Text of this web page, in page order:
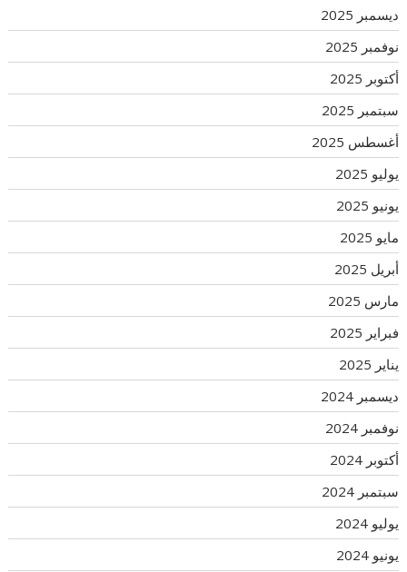
ديسمبر 2025
نوفمبر 2025
أكتوبر 2025
سبتمبر 2025
أغسطس 2025
يوليو 2025
يونيو 2025
مايو 2025
أبريل 2025
مارس 2025
فبراير 2025
يناير 2025
ديسمبر 2024
نوفمبر 2024
أكتوبر 2024
سبتمبر 2024
يوليو 2024
يونيو 2024